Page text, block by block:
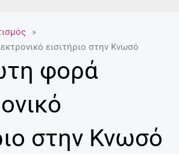
f
p
»
εισιτήριο στην Κνωσό
φορά
στην Κνωσό